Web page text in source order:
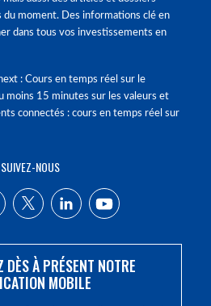
du moment. Des informations clé en
dans tous vos investissements en
: Cours en temps réel sur le
moins 15 minutes sur les valeurs et
connectés : cours en temps réel sur
SUIVEZ-NOUS
DÈS À PRÉSENT NOTRE
MOBILE